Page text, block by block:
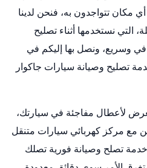
مكان تتواجدون به، فنحن لدينا
التي نستخدمها أثناء تصليح
وسريع، ونصل بها إليكم في
تصليح وصيانة سيارات جاكوار
لأعطال مفاجئة في سيارتك،
مع مركز كهربائي سيارات متنقل
تصلح وصيانة فورية تصلك